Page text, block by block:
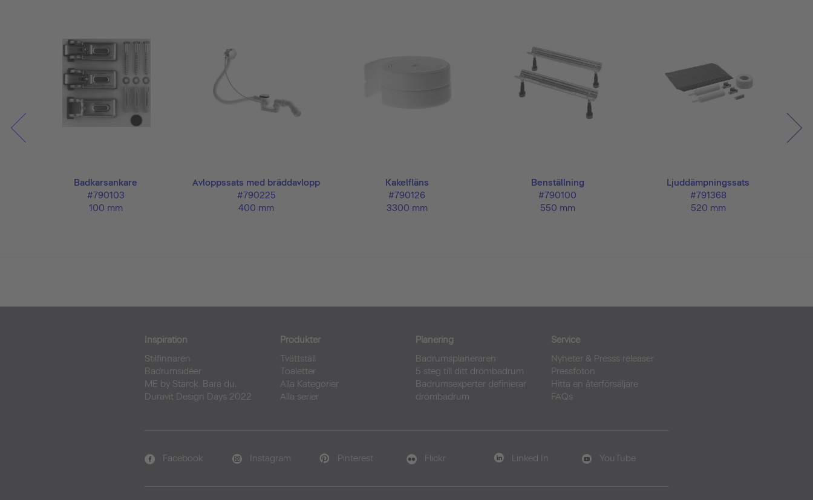
Badkarsankare
#790103
100 mm
Avloppssats med bräddavlopp
#790225
400 mm
Kakelfläns
#790126
3300 mm
Benställning
#790100
550 mm
Ljuddämpningssats
#791368
520 mm
Inspiration
Stilfinnaren
Badrumsidéer
ME by Starck. Bara du.
Duravit Design Days 2022
Produkter
Tvättställ
Toaletter
Alla Kategorier
Alla serier
Planering
Badrumsplaneraren
5 steg till ditt drömbadrum
Badrumsexperter definierar
drömbadrum
Service
Nyheter & Presss releaser
Pressfoton
Hitta en återförsäljare
FAQs
Facebook Instagram Pinterest Flickr Linked In YouTube